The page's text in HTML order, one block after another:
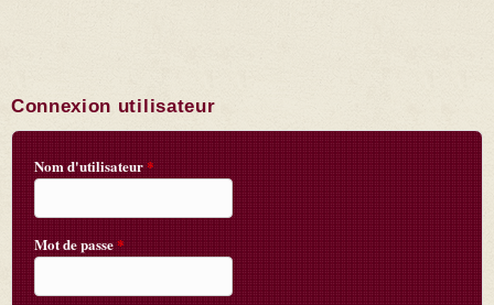
Connexion utilisateur
Nom d'utilisateur*
Mot de passe*